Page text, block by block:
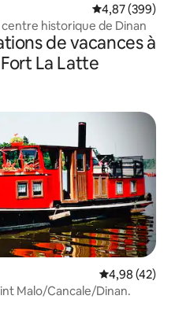
Évaluation
4,87 (399)
historique de Dinan
de vacances à
La Latte
Évaluation
4,98 (42)
Malo/Cancale/Dinan.